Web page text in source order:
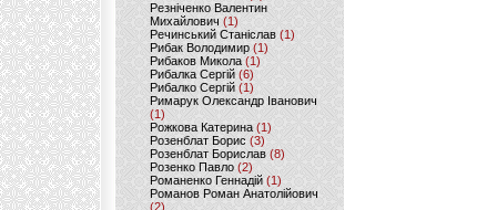
Резніченко Валентин
Михайлович (1)
Речинський Станіслав (1)
Рибак Володимир(1)
Рибаков Микола(1)
Рибалка Сергій (6)
Рибалко Сергій (1)
Римарук Олександр Іванович
(1)
Рожкова Катерина(1)
Розенблат Борис (3)
Розенблат Борислав (8)
Розенко Павло (2)
Романенко Геннадій (1)
Романов Роман Анатолійович
(2)